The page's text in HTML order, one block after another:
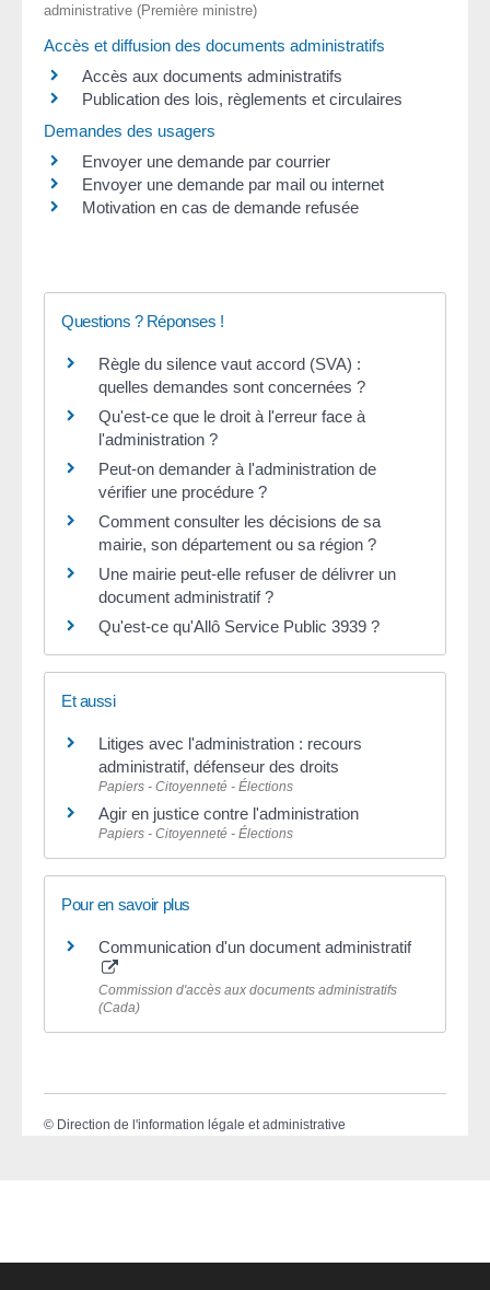
administrative (Première ministre)
Accès et diffusion des documents administratifs
Accès aux documents administratifs
Publication des lois, règlements et circulaires
Demandes des usagers
Envoyer une demande par courrier
Envoyer une demande par mail ou internet
Motivation en cas de demande refusée
Questions ? Réponses !
Règle du silence vaut accord (SVA) :
quelles demandes sont concernées ?
Qu'est-ce que le droit à l'erreur face à
l'administration ?
Peut-on demander à l'administration de
vérifier une procédure ?
Comment consulter les décisions de sa
mairie, son département ou sa région ?
Une mairie peut-elle refuser de délivrer un
document administratif ?
Qu'est-ce qu'Allô Service Public 3939 ?
Et aussi
Litiges avec l'administration : recours
administratif, défenseur des droits
Papiers - Citoyenneté - Élections
Agir en justice contre l'administration
Papiers - Citoyenneté - Élections
Pour en savoir plus
Communication d'un document administratif
Commission d'accès aux documents administratifs
(Cada)
© Direction de l'information légale et administrative